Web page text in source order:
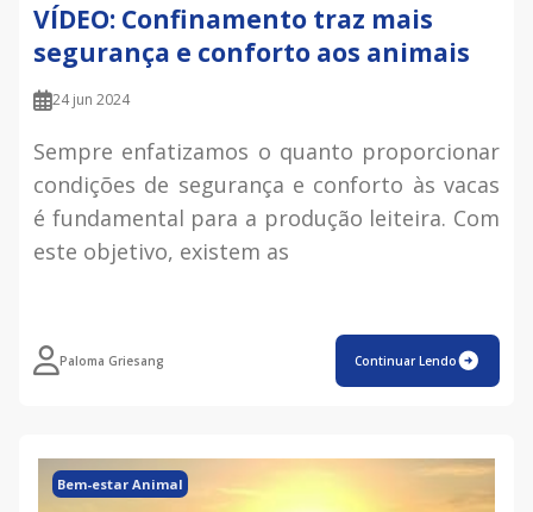
VÍDEO: Confinamento traz mais
segurança e conforto aos animais
24 jun 2024
Sempre enfatizamos o quanto proporcionar
condições de segurança e conforto às vacas
é fundamental para a produção leiteira. Com
este objetivo, existem as
Paloma Griesang Continuar Lendo
Bem-estar Animal